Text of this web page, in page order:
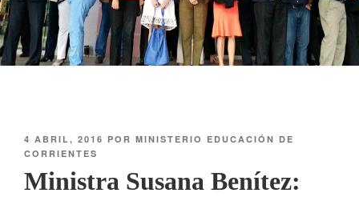
4 ABRIL, 2016 POR MINISTERIO EDUCACIÓN DE
CORRIENTES
Ministra Susana Benítez: